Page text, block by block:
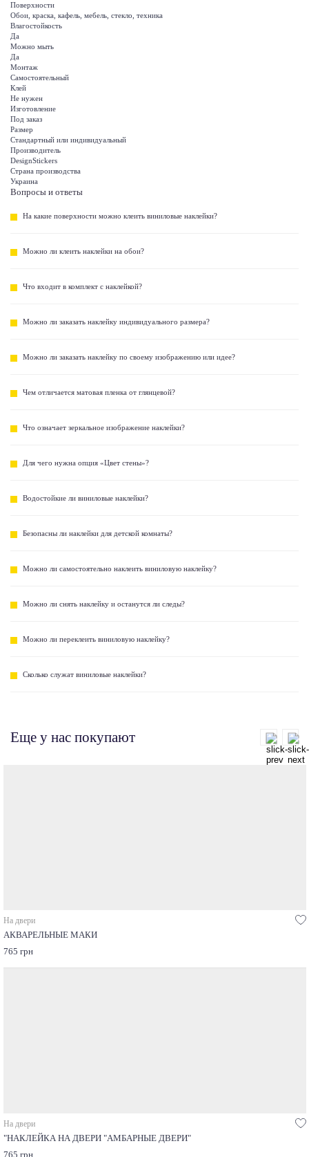
Поверхности
Обои, краска, кафель, мебель, стекло, техника
Влагостойкость
Да
Можно мыть
Да
Монтаж
Самостоятельный
Клей
Не нужен
Изготовление
Под заказ
Размер
Стандартный или индивидуальный
Производитель
DesignStickers
Страна производства
Украина
Вопросы и ответы
На какие поверхности можно клеить виниловые наклейки?
Можно ли клеить наклейки на обои?
Что входит в комплект с наклейкой?
Можно ли заказать наклейку индивидуального размера?
Можно ли заказать наклейку по своему изображению или идее?
Чем отличается матовая пленка от глянцевой?
Что означает зеркальное изображение наклейки?
Для чего нужна опция «Цвет стены»?
Водостойкие ли виниловые наклейки?
Безопасны ли наклейки для детской комнаты?
Можно ли самостоятельно наклеить виниловую наклейку?
Можно ли снять наклейку и останутся ли следы?
Можно ли переклеить виниловую наклейку?
Сколько служат виниловые наклейки?
Еще у нас покупают
На двери
АКВАРЕЛЬНЫЕ МАКИ
765 грн
На двери
"НАКЛЕЙКА НА ДВЕРИ "АМБАРНЫЕ ДВЕРИ"